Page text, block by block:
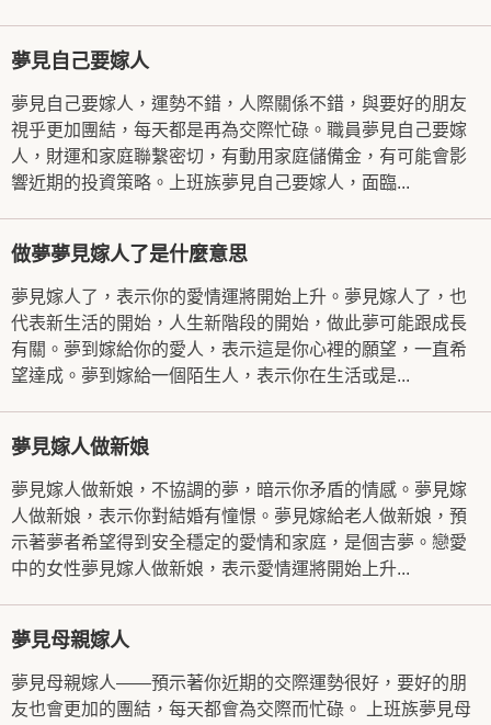
夢見自己要嫁人
夢見自己要嫁人，運勢不錯，人際關係不錯，與要好的朋友
視乎更加團結，每天都是再為交際忙碌。職員夢見自己要嫁
人，財運和家庭聯繫密切，有動用家庭儲備金，有可能會影
響近期的投資策略。上班族夢見自己要嫁人，面臨...
做夢夢見嫁人了是什麼意思
夢見嫁人了，表示你的愛情運將開始上升。夢見嫁人了，也
代表新生活的開始，人生新階段的開始，做此夢可能跟成長
有關。夢到嫁給你的愛人，表示這是你心裡的願望，一直希
望達成。夢到嫁給一個陌生人，表示你在生活或是...
夢見嫁人做新娘
夢見嫁人做新娘，不協調的夢，暗示你矛盾的情感。夢見嫁
人做新娘，表示你對結婚有憧憬。夢見嫁給老人做新娘，預
示著夢者希望得到安全穩定的愛情和家庭，是個吉夢。戀愛
中的女性夢見嫁人做新娘，表示愛情運將開始上升...
夢見母親嫁人
夢見母親嫁人——預示著你近期的交際運勢很好，要好的朋
友也會更加的團結，每天都會為交際而忙碌。 上班族夢見母